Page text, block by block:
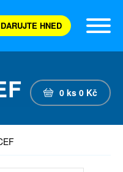
DARUJTE HNED
0 ks 0 Kč